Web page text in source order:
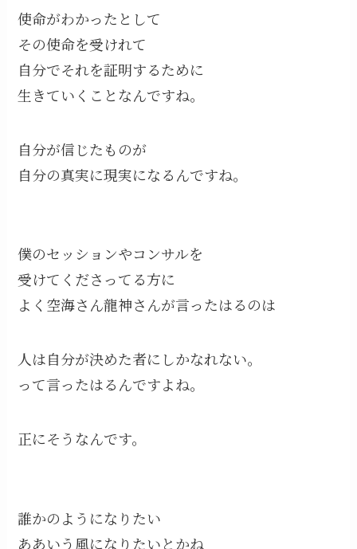
使命がわかったとして
その使命を受けれて
自分でそれを証明するために
生きていくことなんですね。
自分が信じたものが
自分の真実に現実になるんですね。
僕のセッションやコンサルを
受けてくださってる方に
よく空海さん龍神さんが言ったはるのは
人は自分が決めた者にしかなれない。
って言ったはるんですよね。
正にそうなんです。
誰かのようになりたい
ああいう風になりたいとかね